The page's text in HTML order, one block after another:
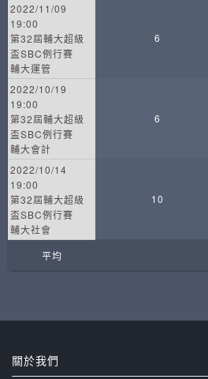
2022/11/09
19:00
第32屆輔大超級
盃SBC例行賽
輔大運管
6
2022/10/19
19:00
第32屆輔大超級
盃SBC例行賽
輔大會計
6
2022/10/14
19:00
第32屆輔大超級
盃SBC例行賽
輔大社會
10
平均
關於我們